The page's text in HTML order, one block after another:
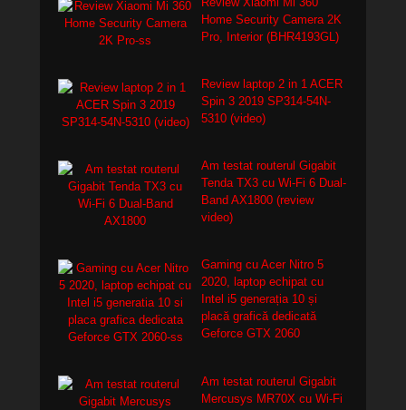
Home Security Camera 2K
Pro, Interior (BHR4193GL)
Review laptop 2 in 1 ACER
Spin 3 2019 SP314-54N-
5310 (video)
Am testat routerul Gigabit
Tenda TX3 cu Wi-Fi 6 Dual-
Band AX1800 (review
video)
Gaming cu Acer Nitro 5
2020, laptop echipat cu
Intel i5 generația 10 și
placă grafică dedicată
Geforce GTX 2060
Am testat routerul Gigabit
Mercusys MR70X cu Wi-Fi